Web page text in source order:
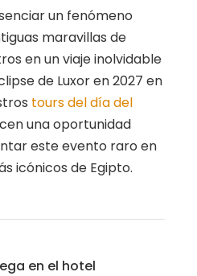
un fenómeno
maravillas de
en un viaje inolvidable
de Luxor en 2027 en
tours del día del
una oportunidad
este evento raro en
icónicos de Egipto.
en el hotel